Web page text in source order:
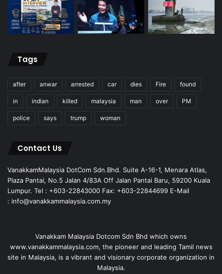
Tags
after anwar arrested car dies Fire found
in indian killed malaysia man over PM
police says trump woman
Contact Us
VanakkamMalaysia DotCom Sdn.Bhd. Suite A-16-1, Menara Atlas,
Plaza Pantai, No.5 Jalan 4/83A Off Jalan Pantai Baru, 59200 Kuala
Lumpur. Tel : +603-22843000 Fax: +603-22844699 E-Mail
: info@vanakkammalaysia.com.my
Vanakkam Malaysia Dotcom Sdn Bhd which owns
www.vanakkammalaysia.com, the pioneer and leading Tamil news
site in Malaysia, is a vibrant and visionary corporate organization in
Malaysia.